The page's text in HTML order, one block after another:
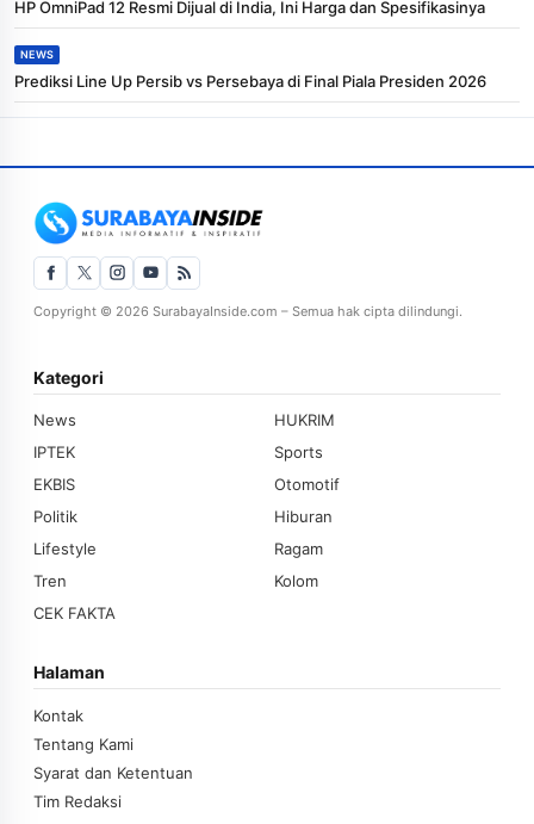
HP OmniPad 12 Resmi Dijual di India, Ini Harga dan Spesifikasinya
NEWS
Prediksi Line Up Persib vs Persebaya di Final Piala Presiden 2026
Copyright © 2026 SurabayaInside.com – Semua hak cipta dilindungi.
Kategori
News
HUKRIM
IPTEK
Sports
EKBIS
Otomotif
Politik
Hiburan
Lifestyle
Ragam
Tren
Kolom
CEK FAKTA
Halaman
Kontak
Tentang Kami
Syarat dan Ketentuan
Tim Redaksi